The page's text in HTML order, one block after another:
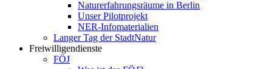
Naturerfahrungsräume in Berlin
Unser Pilotprojekt
NER-Infomaterialien
Langer Tag der StadtNatur
Freiwilligendienste
FÖJ